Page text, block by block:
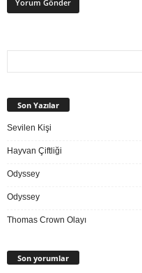
Son Yazılar
Sevilen Kişi
Hayvan Çiftliği
Odyssey
Odyssey
Thomas Crown Olayı
Son yorumlar